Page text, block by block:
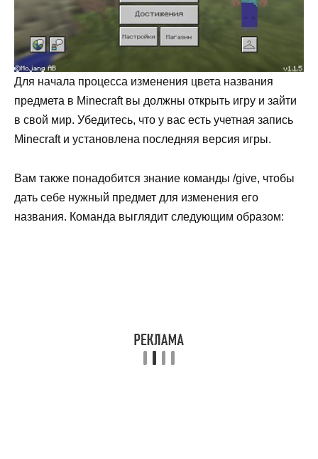
Для начала процесса изменения цвета названия
предмета в Minecraft вы должны открыть игру и зайти
в свой мир. Убедитесь, что у вас есть учетная запись
Minecraft и установлена последняя версия игры.
Вам также понадобится знание команды /give, чтобы
дать себе нужный предмет для изменения его
названия. Команда выглядит следующим образом: